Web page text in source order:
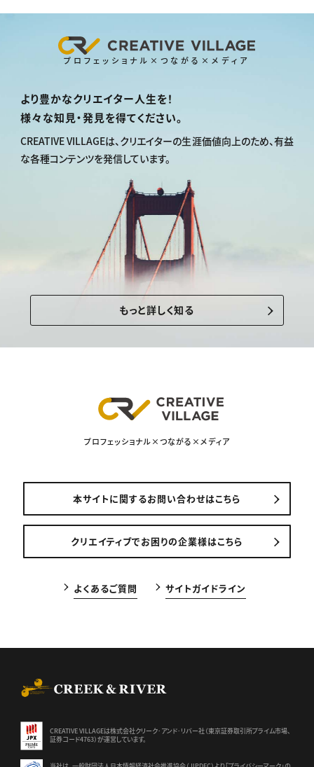
プロフェッショナル×つながる×メディア
より豊かなクリエイター人生を！
様々な知見・発見を得てください。
CREATIVE VILLAGEは、 クリエイターの生涯価値向上のため、有益
な各種コンテンツを発信しています。
もっと詳しく知る
プロフェッショナル×つながる×メディア
本サイトに関するお問い合わせはこちら
クリエイティブでお困りの企業様はこちら
よくあるご質問 サイトガイドライン
CREATIVE VILLAGEは株式会社クリーク･アンド･リバー社（東京証券取引所プライム市場、
証券コード4763）が運営しています。